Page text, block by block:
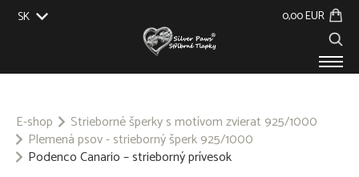
SK
0,00 EUR
O NÁS
E-shop
Strieborné šperky s motívom zvierat 925/1000
Plemená psov - strieborný šperk 925/1000
Podenco Canario – strieborný prívesok